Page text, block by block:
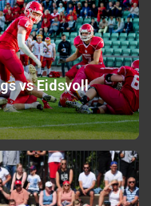
vs Eidsvoll